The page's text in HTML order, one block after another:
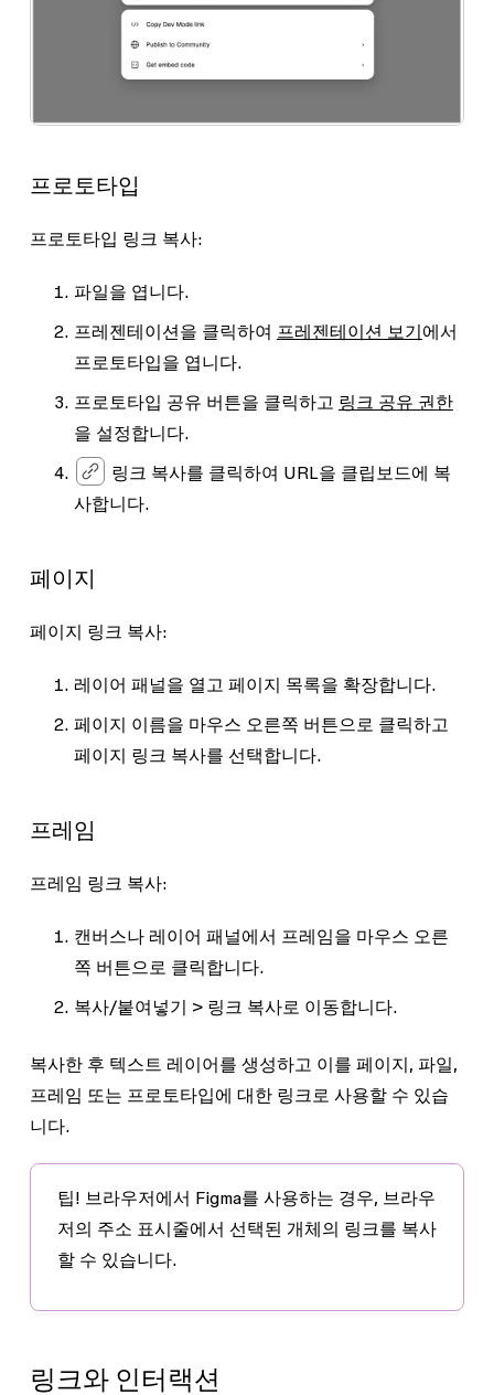
프로토타입
프로토타입 링크 복사:
파일을 엽니다.
프레젠테이션을 클릭하여 프레젠테이션 보기에서
프로토타입을 엽니다.
프로토타입 공유 버튼을 클릭하고 링크 공유 권한
을 설정합니다.
링크 복사를 클릭하여 URL을 클립보드에 복
사합니다.
페이지
페이지 링크 복사:
레이어 패널을 열고 페이지 목록을 확장합니다.
페이지 이름을 마우스 오른쪽 버튼으로 클릭하고
페이지 링크 복사를 선택합니다.
프레임
프레임 링크 복사:
캔버스나 레이어 패널에서 프레임을 마우스 오른
쪽 버튼으로 클릭합니다.
복사/붙여넣기 > 링크 복사로 이동합니다.
복사한 후 텍스트 레이어를 생성하고 이를 페이지, 파일,
프레임 또는 프로토타입에 대한 링크로 사용할 수 있습
니다.
팁! 브라우저에서 Figma를 사용하는 경우, 브라우
저의 주소 표시줄에서 선택된 개체의 링크를 복사
할 수 있습니다.
링크와 인터랙션